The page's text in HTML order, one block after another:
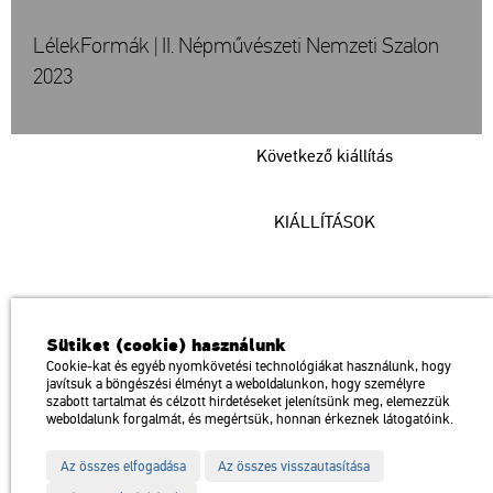
Következő kiállítás
LélekFormák | II. Népművészeti Nemzeti Szalon
2023
KIÁLLÍTÁSOK
a Magyar Művészeti Akadémia intézménye
1146 Budapest, Dózsa György út 37.
Megközelíthető: Millenniumi Földalatti Vasút – Hősök tere megálló
Trolibusz: 75, 79 / Autóbusz: 20, 30, 105
Impresszum Sitemap Adatvédelem
térkép
Sütiket (cookie) használunk
Cookie-kat és egyéb nyomkövetési technológiákat használunk, hogy
javítsuk a böngészési élményt a weboldalunkon, hogy személyre
szabott tartalmat és célzott hirdetéseket jelenítsünk meg, elemezzük
weboldalunk forgalmát, és megértsük, honnan érkeznek látogatóink.
Az összes elfogadása
Az összes visszautasítása